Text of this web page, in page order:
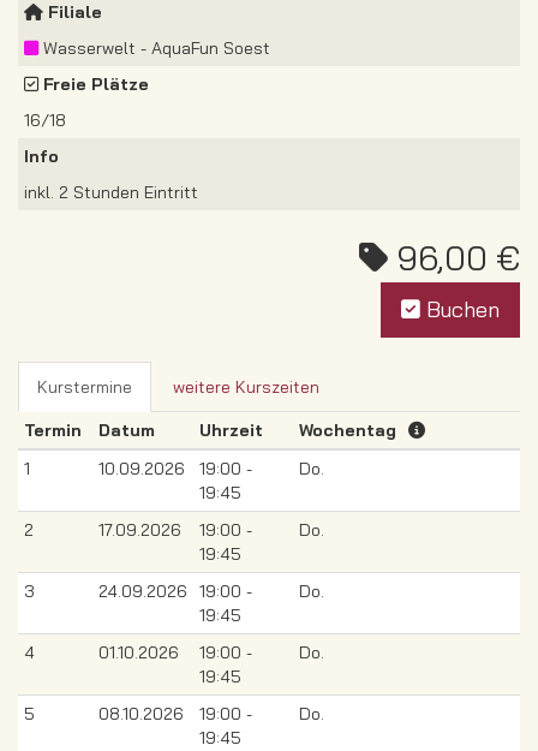
Filiale
Wasserwelt - AquaFun Soest
Freie Plätze
16/18
Info
inkl. 2 Stunden Eintritt
96,00 €
Buchen
Kurstermine
weitere Kurszeiten
Termin
Datum Uhrzeit
Wochentag
1
10.09.2026
19:00 -
19:45
Do.
2 17.09.2026
19:00 -
19:45
Do.
3 24.09.2026
19:00 -
19:45
Do.
4 01.10.2026
19:00 -
19:45
Do.
5 08.10.2026
19:00 -
19:45
Do.